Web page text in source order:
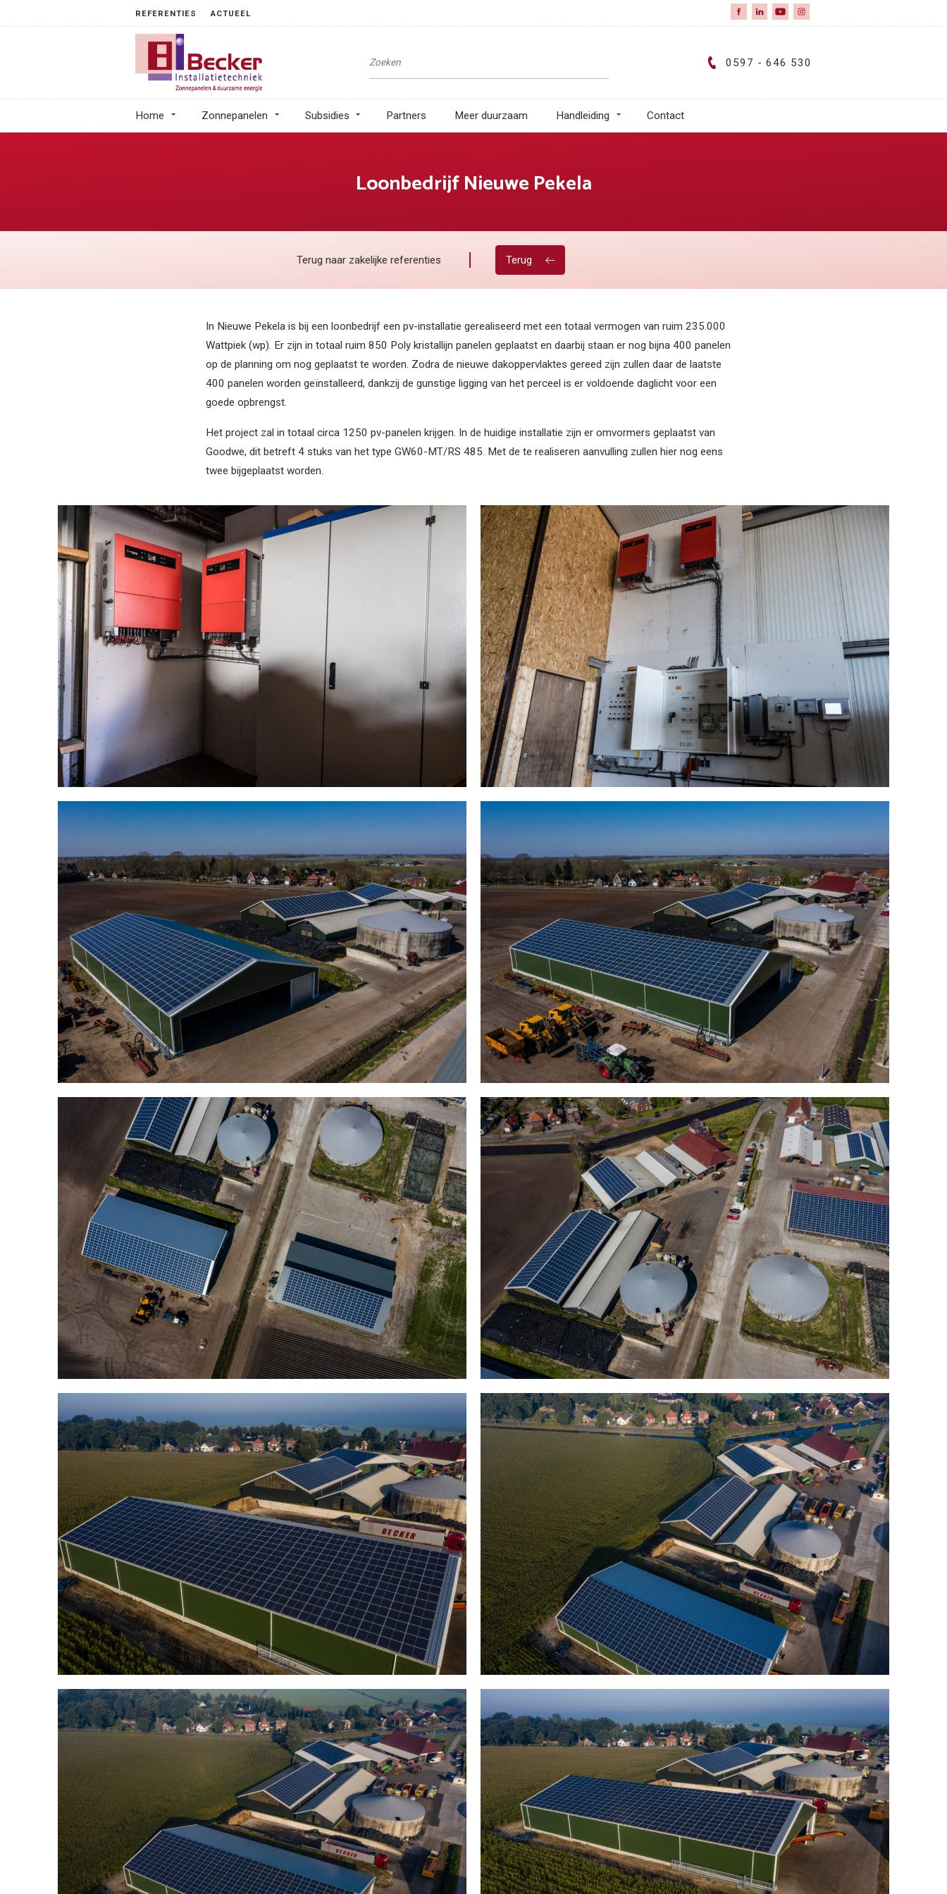
REFERENTIES ACTUEEL
0597 - 646 530
Home Zonnepanelen Subsidies Partners Meer duurzaam Handleiding Contact
Loonbedrijf Nieuwe Pekela
Terug naar zakelijke referenties Terug
In Nieuwe Pekela is bij een loonbedrijf een pv-installatie gerealiseerd met een totaal vermogen van ruim 235.000
Wattpiek (wp). Er zijn in totaal ruim 850 Poly kristallijn panelen geplaatst en daarbij staan er nog bijna 400 panelen
op de planning om nog geplaatst te worden. Zodra de nieuwe dakoppervlaktes gereed zijn zullen daar de laatste
400 panelen worden geïnstalleerd, dankzij de gunstige ligging van het perceel is er voldoende daglicht voor een
goede opbrengst.
Het project zal in totaal circa 1250 pv-panelen krijgen. In de huidige installatie zijn er omvormers geplaatst van
Goodwe, dit betreft 4 stuks van het type GW60-MT/RS 485. Met de te realiseren aanvulling zullen hier nog eens
twee bijgeplaatst worden.